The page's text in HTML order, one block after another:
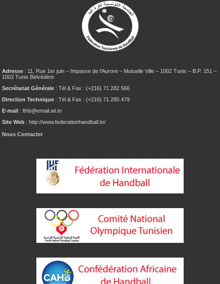
Adresse : 11, Rue 1er juin – Impasse de l’Aurore – Mutuelle Ville – 1002 Tunis – B.P. 151 –
1002 Tunis Belvédère
Secrétariat Générale : Tél & Fax : (+216) 71 282 566
Direction Technique : Tél & Fax : (+216) 71 280 479
E-mail : fthb@email.ati.tn
Site Web : http://www.federationhandball.tn/
Nous Contacter